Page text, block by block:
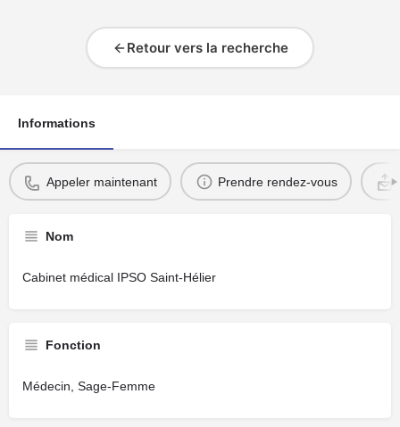
Retour vers la recherche
Informations
Appeler maintenant Prendre rendez-vous
Nom
Cabinet médical IPSO Saint-Hélier
Fonction
Médecin, Sage-Femme